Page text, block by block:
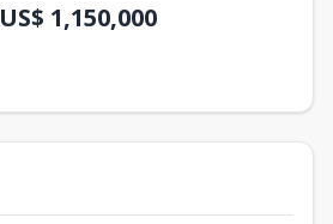
US$ 1,150,000